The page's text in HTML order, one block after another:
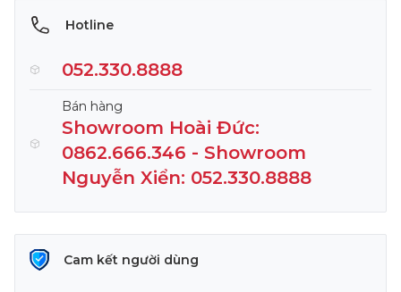
Hotline
052.330.8888
Bán hàng
Showroom Hoài Đức:
0862.666.346 - Showroom
Nguyễn Xiển: 052.330.8888
Cam kết người dùng